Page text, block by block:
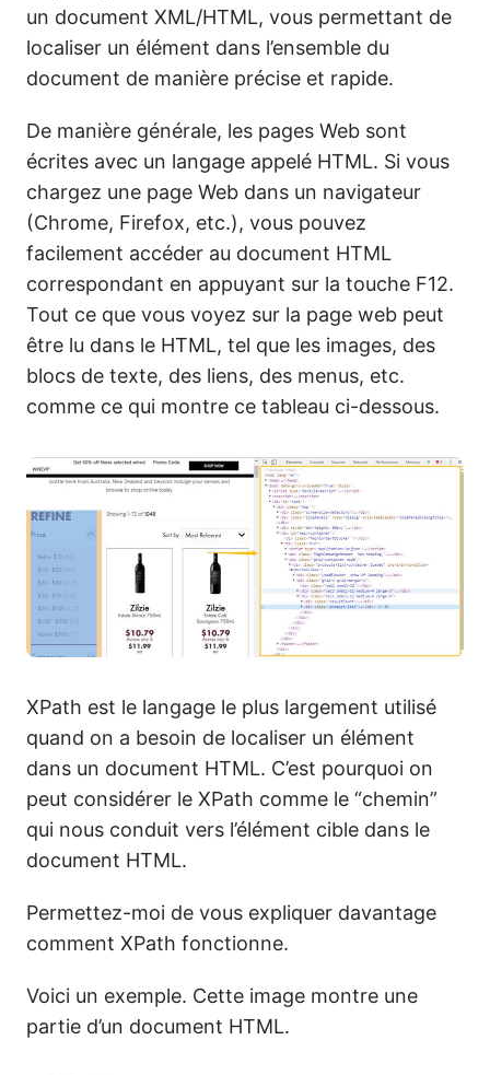
un document XML/HTML, vous permettant de
localiser un élément dans l’ensemble du
document de manière précise et rapide.
De manière générale, les pages Web sont
écrites avec un langage appelé HTML. Si vous
chargez une page Web dans un navigateur
(Chrome, Firefox, etc.), vous pouvez
facilement accéder au document HTML
correspondant en appuyant sur la touche F12.
Tout ce que vous voyez sur la page web peut
être lu dans le HTML, tel que les images, des
blocs de texte, des liens, des menus, etc.
comme ce qui montre ce tableau ci-dessous.
XPath est le langage le plus largement utilisé
quand on a besoin de localiser un élément
dans un document HTML. C’est pourquoi on
peut considérer le XPath comme le “chemin”
qui nous conduit vers l’élément cible dans le
document HTML.
Permettez-moi de vous expliquer davantage
comment XPath fonctionne.
Voici un exemple. Cette image montre une
partie d’un document HTML.